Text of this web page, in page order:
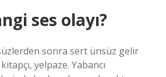
ses olayı?
sonra sert ünsüz gelir
yelpaze. Yabancı